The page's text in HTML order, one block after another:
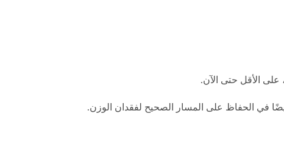
على الأقل حتى الآن.
في الحفاظ على المسار الصحيح لفقدان الوزن.